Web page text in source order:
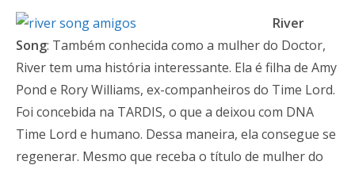
River
Song: Também conhecida como a mulher do Doctor,
River tem uma história interessante. Ela é filha de Amy
Pond e Rory Williams, ex-companheiros do Time Lord.
Foi concebida na TARDIS, o que a deixou com DNA
Time Lord e humano. Dessa maneira, ela consegue se
regenerar. Mesmo que receba o título de mulher do